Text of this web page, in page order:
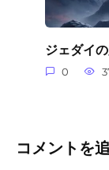
ジェダイ
0
コメントを